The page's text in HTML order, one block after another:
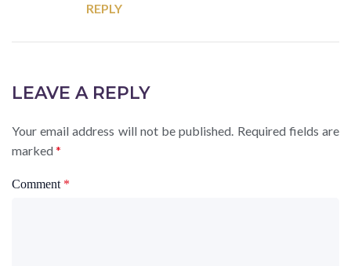
REPLY
LEAVE A REPLY
Your email address will not be published. Required fields are
marked*
Comment *